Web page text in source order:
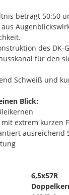
beträgt 50:50
des DK-
für den
Schweiß und
Blick:
extrem kurzen
ausreichend
6,5x57R